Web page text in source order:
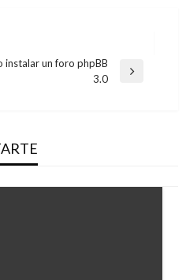
instalar un foro phpBB
3.0